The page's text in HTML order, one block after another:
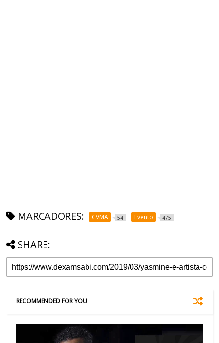
MARCADORES: CVMA 54 Evento 475
SHARE:
RECOMMENDED FOR YOU